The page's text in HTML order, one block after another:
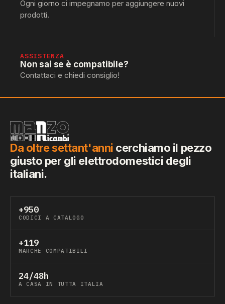
Ogni giorno ci impegnamo per aggiungere nuovi
prodotti.
ASSISTENZA
Non sai se è compatibile?
Contattaci e chiedi consiglio!
Da oltre settant'anni cerchiamo il pezzo
giusto per gli elettrodomestici degli
italiani.
+950
CODICI A CATALOGO
+119
MARCHE COMPATIBILI
24/48h
A CASA IN TUTTA ITALIA